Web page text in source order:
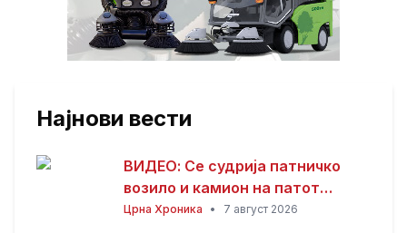
Најнови вести
ВИДЕО: Се судрија патничко
возило и камион на патот
Гостивар – Страж
Црна Хроника • 7 август 2026